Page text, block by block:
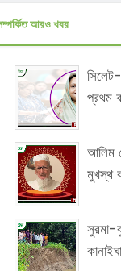
আরও খবর
প্রথম
আলিম
মুখস্থ
সুরমা-